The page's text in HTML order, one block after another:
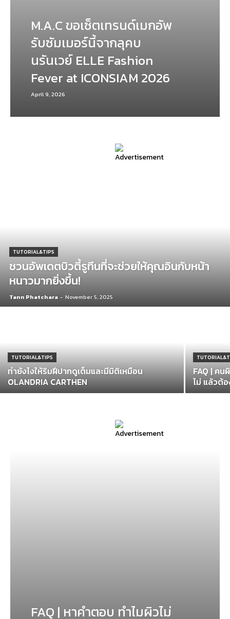
M.A.C ขอเซ็ตเทรนด์เมกอัพ
รับซัมเมอร์นี้จากลุคบ
นรันเวย์ ELLE Fashion
Fever at ICONSIAM 2026
April 9, 2026
TUTORIAL&TIPS
ชวนอัพเดตบิวตี้รูทีนที่จะช่วยให้คุณอินกับหน้า
หนาวมากยิ่งขึ้น!
Tann Phatchara - November 5, 2025
TUTORIAL&TIPS
ทำยังไงให้ริมฝีปากดูเต็มและมีมิติเหมือน
OLANDRIA CARTHEN
FAQ | คน
ไม่ แล้วต้
FAQ | หาคำตอบ ทำไมผิวไม่